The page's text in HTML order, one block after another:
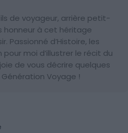
de voyageur, arrière petit-
honneur à cet héritage
Passionné d’Histoire, les
moi d’illustrer le récit du
de vous décrire quelques
Voyage !